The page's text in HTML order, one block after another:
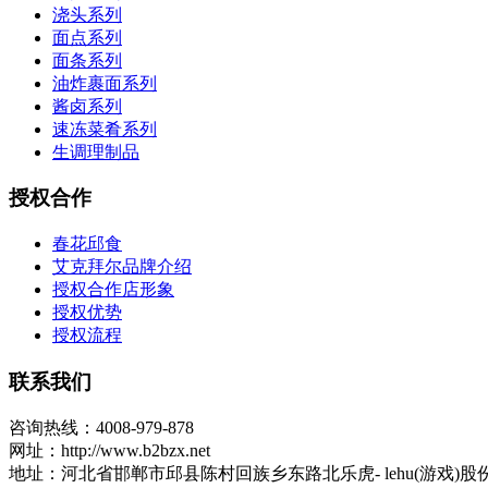
浇头系列
面点系列
面条系列
油炸裹面系列
酱卤系列
速冻菜肴系列
生调理制品
授权合作
春花邱食
艾克拜尔品牌介绍
授权合作店形象
授权优势
授权流程
联系我们
咨询热线：4008-979-878
网址：http://www.b2bzx.net
地址：河北省邯郸市邱县陈村回族乡东路北乐虎- lehu(游戏)股